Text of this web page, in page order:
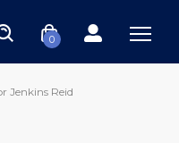
0
Jenkins Reid